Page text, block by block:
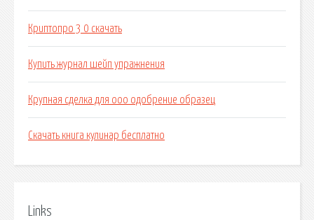
Криптопро 3 0 скачать
Купить журнал шейп упражнения
Крупная сделка для ооо одобрение образец
Скачать книга кулинар бесплатно
Links